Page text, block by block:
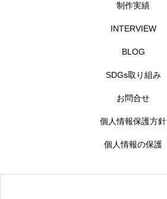
制作実績
INTERVIEW
BLOG
SDGs取り組み
お問合せ
個人情報保護方針
個人情報の保護